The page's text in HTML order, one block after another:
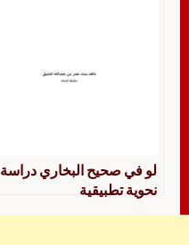
لو في صحيح البخاري دراسة
نحوية تطبيقية